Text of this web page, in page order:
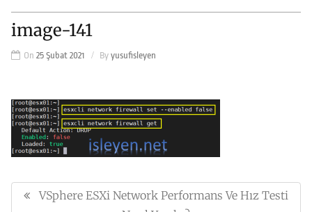
image-141
On 25 Şubat 2021 By yusufisleyen
gezinmesi
Previous
VSphere ESXi Network Performans Ve Hız Testi